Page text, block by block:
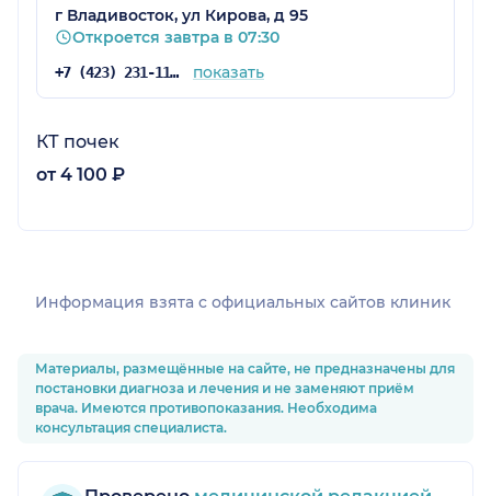
г Владивосток, ул Кирова, д 95
Откроется завтра в 07:30
+7 (423) 231-11-84 показать
КТ почек
от 4 100 ₽
Информация взята c официальных сайтов клиник
Материалы, размещённые на сайте, не предназначены для
постановки диагноза и лечения и не заменяют приём
врача. Имеются противопоказания. Необходима
консультация специалиста.